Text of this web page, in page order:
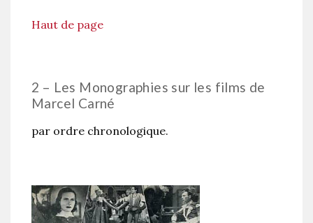
Haut de page
2 – Les Monographies sur les films de
Marcel Carné
par ordre chronologique.